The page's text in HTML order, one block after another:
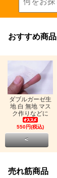
おすすめ商品
ダブルガーゼ生
地 白 無地 マス
ク作りなどに
550円(税込)
<
売れ筋商品